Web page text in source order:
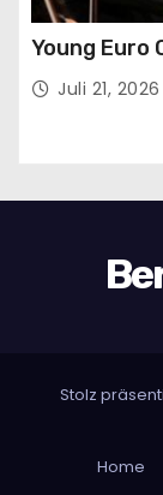
Young Euro
Juli 21, 2026
Stolz
Home